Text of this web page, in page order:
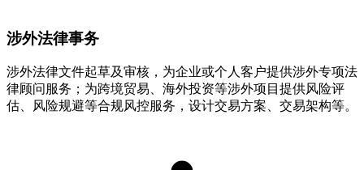
涉外法律事务
涉外法律文件起草及审核，为企业或个人客户提供涉外专项法
律顾问服务；为跨境贸易、海外投资等涉外项目提供风险评
估、风险规避等合规风控服务，设计交易方案、交易架构等。